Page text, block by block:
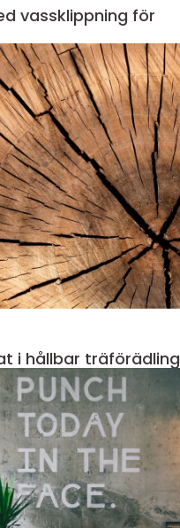
vassklippning för
hjärtat i hållbar träförädling